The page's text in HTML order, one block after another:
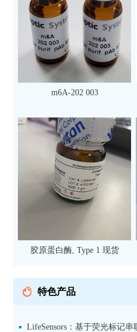
m6A-202 003
胶原蛋白酶, Type 1 现货
特色产品
LifeSensors：基于荧光标记